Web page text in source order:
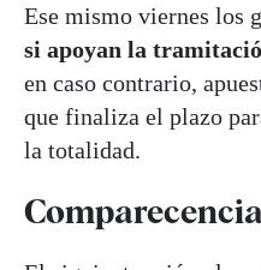
Ese mismo viernes los
si apoyan la
en caso contrario,
que finaliza el plazo
la totalidad.